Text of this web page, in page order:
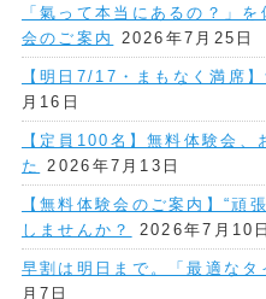
「氣って本当にあるの？」
会のご案内
2026年7月25日
【明日7/17・まもなく満席
月16日
【定員100名】無料体験会
た
2026年7月13日
【無料体験会のご案内】“頑
しませんか？
2026年7月10日
早割は明日まで。「最適なタ
月7日